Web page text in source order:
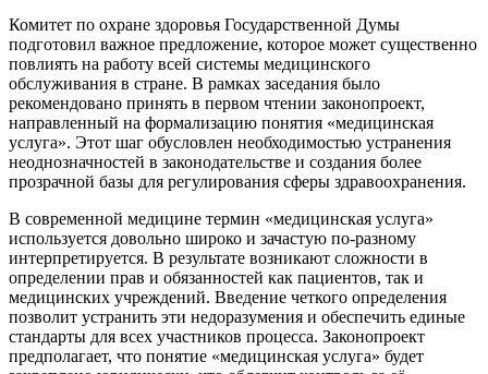
Комитет по охране здоровья Государственной Думы
подготовил важное предложение, которое может существенно
повлиять на работу всей системы медицинского
обслуживания в стране. В рамках заседания было
рекомендовано принять в первом чтении законопроект,
направленный на формализацию понятия «медицинская
услуга». Этот шаг обусловлен необходимостью устранения
неоднозначностей в законодательстве и создания более
прозрачной базы для регулирования сферы здравоохранения.
В современной медицине термин «медицинская услуга»
используется довольно широко и зачастую по-разному
интерпретируется. В результате возникают сложности в
определении прав и обязанностей как пациентов, так и
медицинских учреждений. Введение четкого определения
позволит устранить эти недоразумения и обеспечить единые
стандарты для всех участников процесса. Законопроект
предполагает, что понятие «медицинская услуга» будет